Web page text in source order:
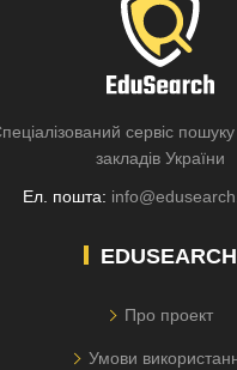
сервіс
закладів України
Ел. пошта:
EDUSEARCH
Про проект
Умови